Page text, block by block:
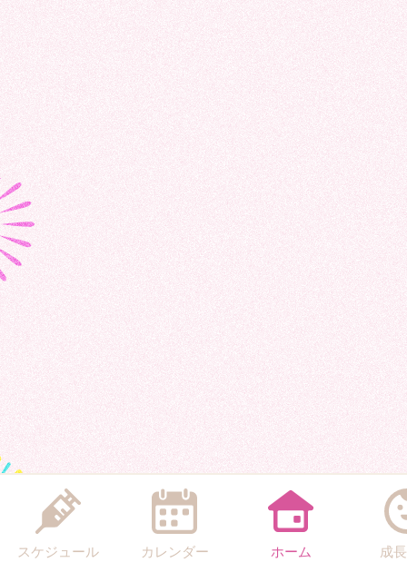
スケジュール カレンダー ホーム 成